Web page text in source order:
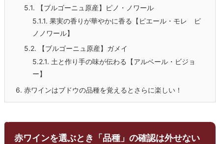
5.1. 【ブルゴーニュ原産】ピノ・ノワール
5.1.1. 果実の香りが華やかに香る【ピエール・モレ ピ
ノノワール】
5.2. 【ブルゴーニュ原産】ガメイ
5.2.1. 土と作り手の味が伝わる【アルベール・ビジョ
ー】
6. 赤ワインはブドウの品種を覚えるとさらに楽しい！
赤ワインを選ぶとき「品種」の確認は外せない